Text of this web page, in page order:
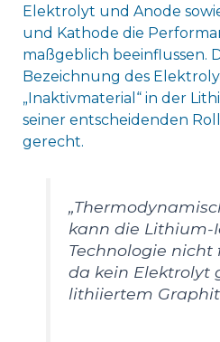
Elektrolyt und Anode
und Kathode die
maßgeblich beeinflussen.
Bezeichnung des
„Inaktivmaterial“ in der
seiner entscheidenden
gerecht.
kann die Lithium-
Technologie nicht
da kein Elektrolyt
lithiiertem